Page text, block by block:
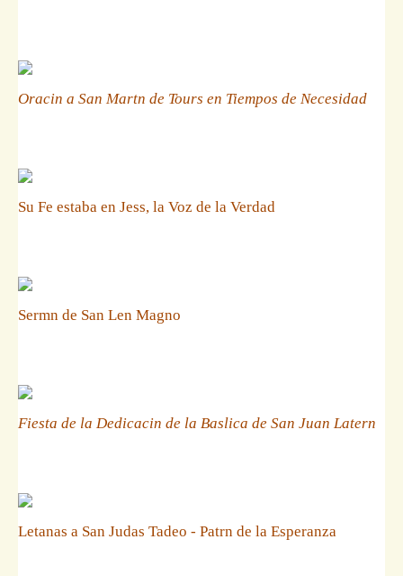
Oracin a San Martn de Tours en Tiempos de Necesidad
Su Fe estaba en Jess, la Voz de la Verdad
Sermn de San Len Magno
Fiesta de la Dedicacin de la Baslica de San Juan Latern
Letanas a San Judas Tadeo - Patrn de la Esperanza